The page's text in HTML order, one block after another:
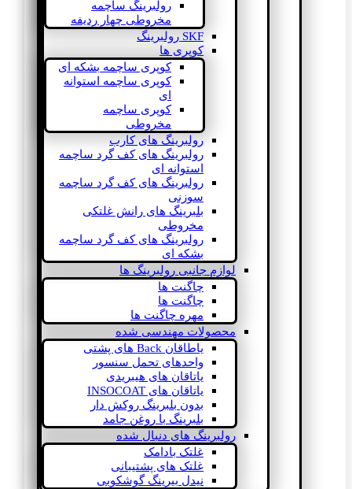
رولبرینگ ساچمه
مخروطی چهار ردیفه
SKF رولبرینگ
کوپری ها
کوپری ساچمه بشکه ای
کوپری ساچمه استوانه
ای
کوپری ساچمه
مخروطی
رولبرینگ های کارب
رولبرینگ های کف گرد ساچمه
استوانه ای
رولبرینگ های کف گرد ساچمه
سوزنی
بلبرینگ های رانش غلتکی
مخروطی
رولبرینگ های کف گرد ساچمه
بشکه ای
لوازم جانبی رولبرینگ ها
چاگنت ها
چاگنت ها
مهره چاگنت ها
محصولات مهندسی شده
یاطاقان Back های پشتی
واحدهای تحمل سنسور
یاتاقان های هیبریدی
یاتاقان های INSOCOAT
بدون بلبرینگ روکش دار
بلبرینگ با روغن جامد
رولبرینگ های دنبال شده
غلتک بادامک
غلتک های پشتیبانی
نیدل بیرینگ گوشکوبی